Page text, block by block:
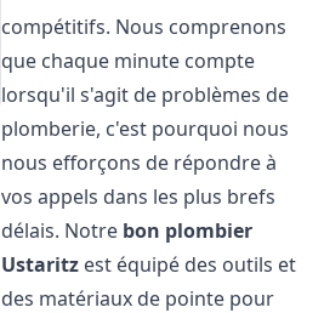
compétitifs. Nous comprenons
que chaque minute compte
lorsqu'il s'agit de problèmes de
plomberie, c'est pourquoi nous
nous efforçons de répondre à
vos appels dans les plus brefs
délais. Notre bon plombier
Ustaritz est équipé des outils et
des matériaux de pointe pour